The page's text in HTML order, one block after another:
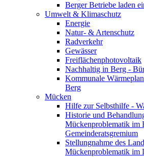
Berger Betriebe laden
Umwelt & Klimaschutz
Energie
Natur- & Artenschutz
Radverkehr
Gewässer
Freiflächenphotovoltaik
Nachhaltig in Berg -
Kommunale
Berg
Mücken
Hilfe zur Selbsthilfe -
Historie und
Mückenproblematik im
Gemeinderatsgremium
Stellungnahme des
Mückenproblematik im